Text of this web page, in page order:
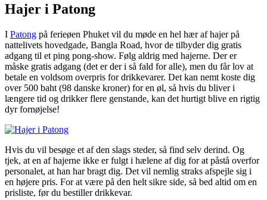
Hajer i Patong
I Patong på ferieøen Phuket vil du møde en hel hær af hajer på
nattelivets hovedgade, Bangla Road, hvor de tilbyder dig gratis
adgang til et ping pong-show. Følg aldrig med hajerne. Der er
måske gratis adgang (det er der i så fald for alle), men du får lov at
betale en voldsom overpris for drikkevarer. Det kan nemt koste dig
over 500 baht (98 danske kroner) for en øl, så hvis du bliver i
længere tid og drikker flere genstande, kan det hurtigt blive en rigtig
dyr fornøjelse!
Hvis du vil besøge et af den slags steder, så find selv derind. Og
tjek, at en af hajerne ikke er fulgt i hælene af dig for at påstå overfor
personalet, at han har bragt dig. Det vil nemlig straks afspejle sig i
en højere pris. For at være på den helt sikre side, så bed altid om en
prisliste, før du bestiller drikkevar.